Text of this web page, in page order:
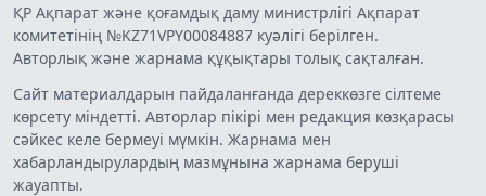
ҚР Ақпарат және қоғамдық даму министрлігі Ақпарат
комитетінің №KZ71VPY00084887 куәлігі берілген.
Авторлық және жарнама құқықтары толық сақталған.
Сайт материалдарын пайдаланғанда дереккөзге сілтеме
көрсету міндетті. Авторлар пікірі мен редакция көзқарасы
сәйкес келе бермеуі мүмкін. Жарнама мен
хабарландырулардың мазмұнына жарнама беруші
жауапты.